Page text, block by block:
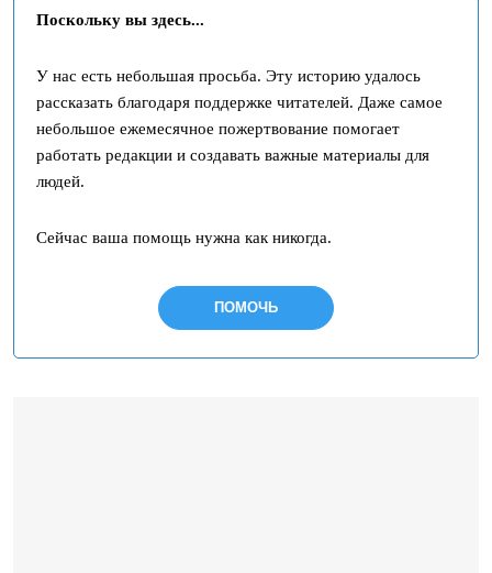
Поскольку вы здесь...
У нас есть небольшая просьба. Эту историю удалось
рассказать благодаря поддержке читателей. Даже самое
небольшое ежемесячное пожертвование помогает
работать редакции и создавать важные материалы для
людей.
Сейчас ваша помощь нужна как никогда.
ПОМОЧЬ